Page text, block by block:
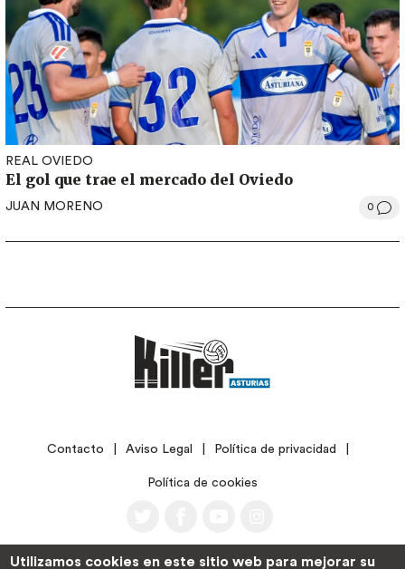
REAL OVIEDO
El gol que trae el mercado del Oviedo
JUAN MORENO 0
LEGALContacto Aviso Legal Política de privacidad
Política de cookies
Utilizamos cookies en este sitio web para mejorar su